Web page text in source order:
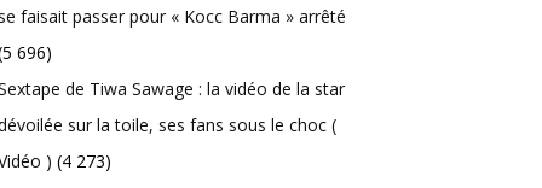
faisait passer pour « Kocc Barma » arrêté
696)
de Tiwa Sawage : la vidéo de la star
sur la toile, ses fans sous le choc (
) (4 273)